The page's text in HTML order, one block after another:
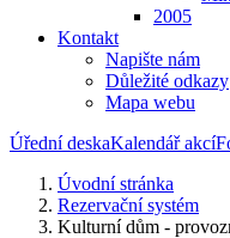
2005
Kontakt
Napište nám
Důležité odkazy
Mapa webu
Úřední deskaKalendář akcí
Úvodní stránka
Rezervační systém
Kulturní dům -